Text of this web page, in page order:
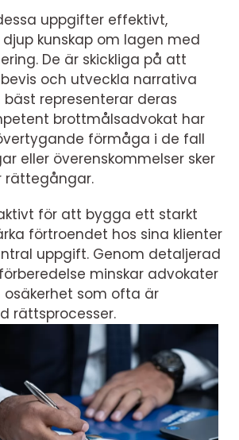
uppgifter effektivt,
kunskap om lagen med
De är skickliga på att
och utveckla narrativa
representerar deras
brottmålsadvokat har
förmåga i de fall
eller överenskommelser sker
rättegångar.
för att bygga ett starkt
förtroendet hos sina klienter
uppgift. Genom detaljerad
minskar advokater
osäkerhet som ofta är
rättsprocesser.